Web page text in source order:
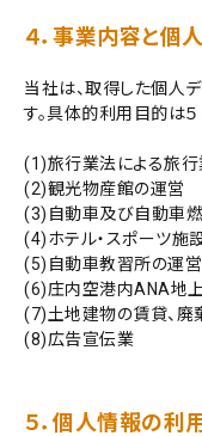
４．事業内容と個
当社は、取得した個人
す。具体的利用目的は５
(1)旅行業法による旅行
(2)観光物産館の運営
(3)自動車及び自動車
(4)ホテル・スポーツ施
(5)自動車教習所の運営
(6)庄内空港内ANA地
(7)土地建物の賃貸、
(8)広告宣伝業
５．個人情報の利